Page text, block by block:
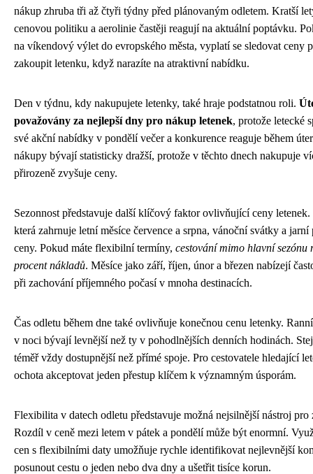
nákup zhruba tři až čtyři týdny před plánovaným odletem. Kratší
cenovou politiku a aerolinie častěji reagují na aktuální poptávku.
na víkendový výlet do evropského města, vyplatí se sledovat ceny
zakoupit letenku, když narazíte na atraktivní nabídku.
Den v týdnu, kdy nakupujete letenky, také hraje podstatnou roli.
považovány za nejlepší dny pro nákup letenek, protože letecké
své akční nabídky v pondělí večer a konkurence reaguje během
nákupy bývají statisticky dražší, protože v těchto dnech nakupuje
přirozeně zvyšuje ceny.
Sezonnost představuje další klíčový faktor ovlivňující ceny
která zahrnuje letní měsíce července a srpna, vánoční svátky a
ceny. Pokud máte flexibilní termíny, cestování mimo hlavní sezónu
procent nákladů. Měsíce jako září, říjen, únor a březen nabízejí
při zachování příjemného počasí v mnoha destinacích.
Čas odletu během dne také ovlivňuje konečnou cenu letenky.
v noci bývají levnější než ty v pohodlnějších denních hodinách.
téměř vždy dostupnější než přímé spoje. Pro cestovatele hledající
ochota akceptovat jeden přestup klíčem k významným úsporám.
Flexibilita v datech odletu představuje možná nejsilnější nástroj
Rozdíl v ceně mezi letem v pátek a pondělí může být enormní.
cen s flexibilními daty umožňuje rychle identifikovat nejlevnější
posunout cestu o jeden nebo dva dny a ušetřit tisíce korun.